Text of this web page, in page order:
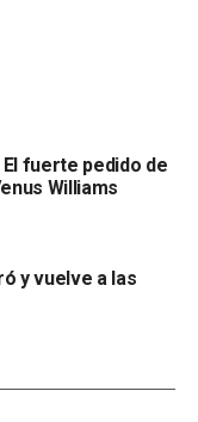
fuerte pedido de
Williams
y vuelve a las